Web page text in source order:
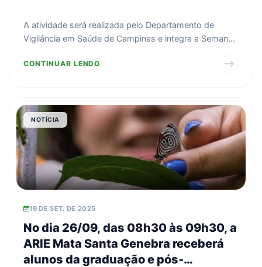
A atividade será realizada pelo Departamento de
Vigilância em Saúde de Campinas e integra a Semana
CONTINUAR LENDO
NOTÍCIA
19 DE SET. DE 2025
No dia 26/09, das 08h30 às 09h30, a
ARIE Mata Santa Genebra receberá
alunos da graduação e pós-